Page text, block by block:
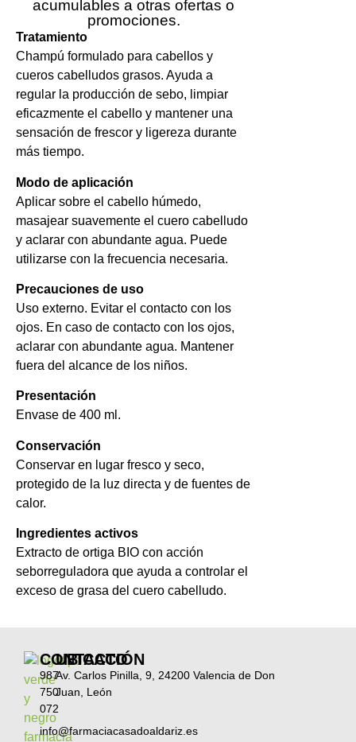
acumulables a otras ofertas o
promociones.
Tratamiento
Champú formulado para cabellos y
cueros cabelludos grasos. Ayuda a
regular la producción de sebo, limpiar
eficazmente el cabello y mantener una
sensación de frescor y ligereza durante
más tiempo.
Modo de aplicación
Aplicar sobre el cabello húmedo,
masajear suavemente el cuero cabelludo
y aclarar con abundante agua. Puede
utilizarse con la frecuencia necesaria.
Precauciones de uso
Uso externo. Evitar el contacto con los
ojos. En caso de contacto con los ojos,
aclarar con abundante agua. Mantener
fuera del alcance de los niños.
Presentación
Envase de 400 ml.
Conservación
Conservar en lugar fresco y seco,
protegido de la luz directa y de fuentes de
calor.
Ingredientes activos
Extracto de ortiga BIO con acción
seborreguladora que ayuda a controlar el
exceso de grasa del cuero cabelludo.
CONTACTO
987
750
072
info@farmaciacasadoaldariz.es
UBICACIÓN
Av. Carlos Pinilla, 9, 24200 Valencia de Don
Juan, León